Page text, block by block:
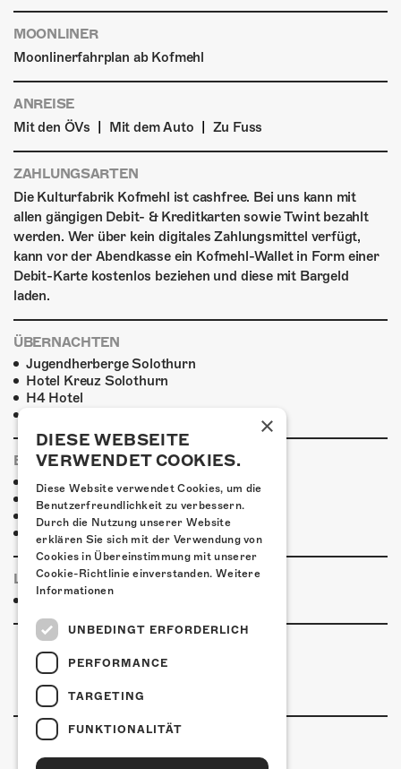
MOONLINER
Moonlinerfahrplan ab Kofmehl
ANREISE
Mit den ÖVs | Mit dem Auto | Zu Fuss
ZAHLUNGSARTEN
Die Kulturfabrik Kofmehl ist cashfree. Bei uns kann mit
allen gängigen Debit- & Kreditkarten sowie Twint bezahlt
werden. Wer über kein digitales Zahlungsmittel verfügt,
kann vor der Abendkasse ein Kofmehl-Wallet in Form einer
Debit-Karte kostenlos beziehen und diese mit Bargeld
laden.
ÜBERNACHTEN
Jugendherberge Solothurn
Hotel Kreuz Solothurn
H4 Hotel
ESSENSTIPPS
Pier 11
Restaurant Kreuz
Pittaria
Pizzeria Da Giuseppe
LINKS & PARTNER
×
DIESE WEBSEITE
VERWENDET COOKIES.
Diese Website verwendet Cookies, um die
Benutzerfreundlichkeit zu verbessern.
Durch die Nutzung unserer Website
erklären Sie sich mit der Verwendung von
Cookies in Übereinstimmung mit unserer
Cookie-Richtlinie einverstanden. Weitere
Informationen
UNBEDINGT ERFORDERLICH
PERFORMANCE
TARGETING
FUNKTIONALITÄT